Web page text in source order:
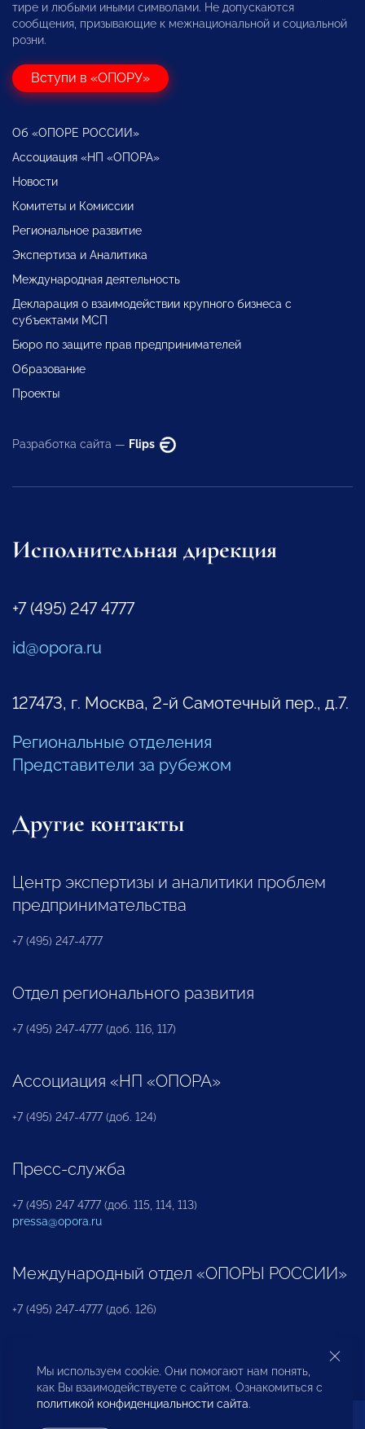
тире и любыми иными символами. Не допускаются
сообщения, призывающие к межнациональной и социальной
розни.
Вступи в «ОПОРУ»
Об «ОПОРЕ РОССИИ»
Ассоциация «НП «ОПОРА»
Новости
Комитеты и Комиссии
Региональное развитие
Экспертиза и Аналитика
Международная деятельность
Декларация о взаимодействии крупного бизнеса с
субъектами МСП
Бюро по защите прав предпринимателей
Образование
Проекты
Разработка сайта — Flips
Исполнительная дирекция
+7 (495) 247 4777
id@opora.ru
127473, г. Москва, 2-й Самотечный пер., д.7.
Региональные отделения
Представители за рубежом
Другие контакты
Центр экспертизы и аналитики проблем
предпринимательства
+7 (495) 247-4777
Отдел регионального развития
+7 (495) 247-4777 (доб. 116, 117)
Ассоциация «НП «ОПОРА»
+7 (495) 247-4777 (доб. 124)
Пресс-служба
+7 (495) 247 4777 (доб. 115, 114, 113)
pressa@opora.ru
Международный отдел «ОПОРЫ РОССИИ»
+7 (495) 247-4777 (доб. 126)
Бюро по защите прав предпринимателей и
инвесторов
Мы используем cookie. Они помогают нам понять,
как Вы взаимодействуете с сайтом. Ознакомиться с
политикой конфиденциальности сайта.